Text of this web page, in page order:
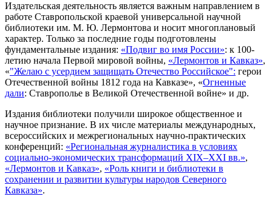
Издательская деятельность является важным направлением в
работе Ставропольской краевой универсальной научной
библиотеки им. М. Ю. Лермонтова и носит многоплановый
характер. Только за последние годы подготовлены
фундаментальные издания: «Подвиг во имя России»: к 100-
летию начала Первой мировой войны, «Лермонтов и Кавказ»,
«"Желаю с усердием защищать Отечество Российское": герои
Отечественной войны 1812 года на Кавказе», «Огненные
дали: Ставрополье в Великой Отечественной войне» и др.
Издания библиотеки получили широкое общественное и
научное признание. В их числе материалы международных,
всероссийских и межрегиональных научно-практических
конференций: «Региональная журналистика в условиях
социально-экономических трансформаций XIX–XXI вв.»,
«Лермонтов и Кавказ», «Роль книги и библиотеки в
сохранении и развитии культуры народов Северного
Кавказа».